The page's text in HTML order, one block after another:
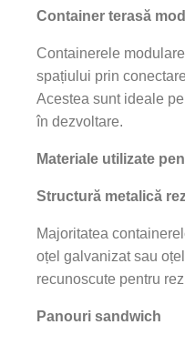
Container terasă
Containerele
spațiului prin
Acestea sunt ideale
în dezvoltare.
Materiale utilizate
Structură metalică
Majoritatea
oțel galvanizat sau
recunoscute pentru
Panouri sandwich